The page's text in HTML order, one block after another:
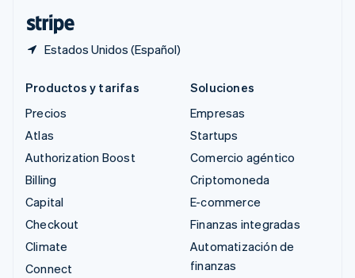
Estados Unidos (Español)
Productos y tarifas
Precios
Atlas
Authorization Boost
Billing
Capital
Checkout
Climate
Connect
Soluciones
Empresas
Startups
Comercio agéntico
Criptomoneda
E-commerce
Finanzas integradas
Automatización de
finanzas